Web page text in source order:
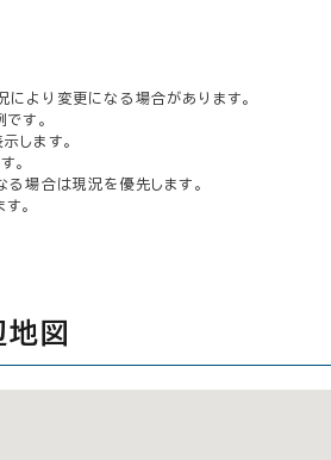
より変更になる場合があります。
す。
します。
。
場合は現況を優先します。
。
図